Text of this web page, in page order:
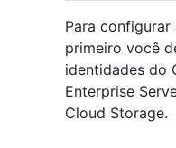
Para
primeiro você
identidades do
Enterprise
Cloud Storage.